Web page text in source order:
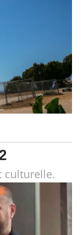
culturelle.